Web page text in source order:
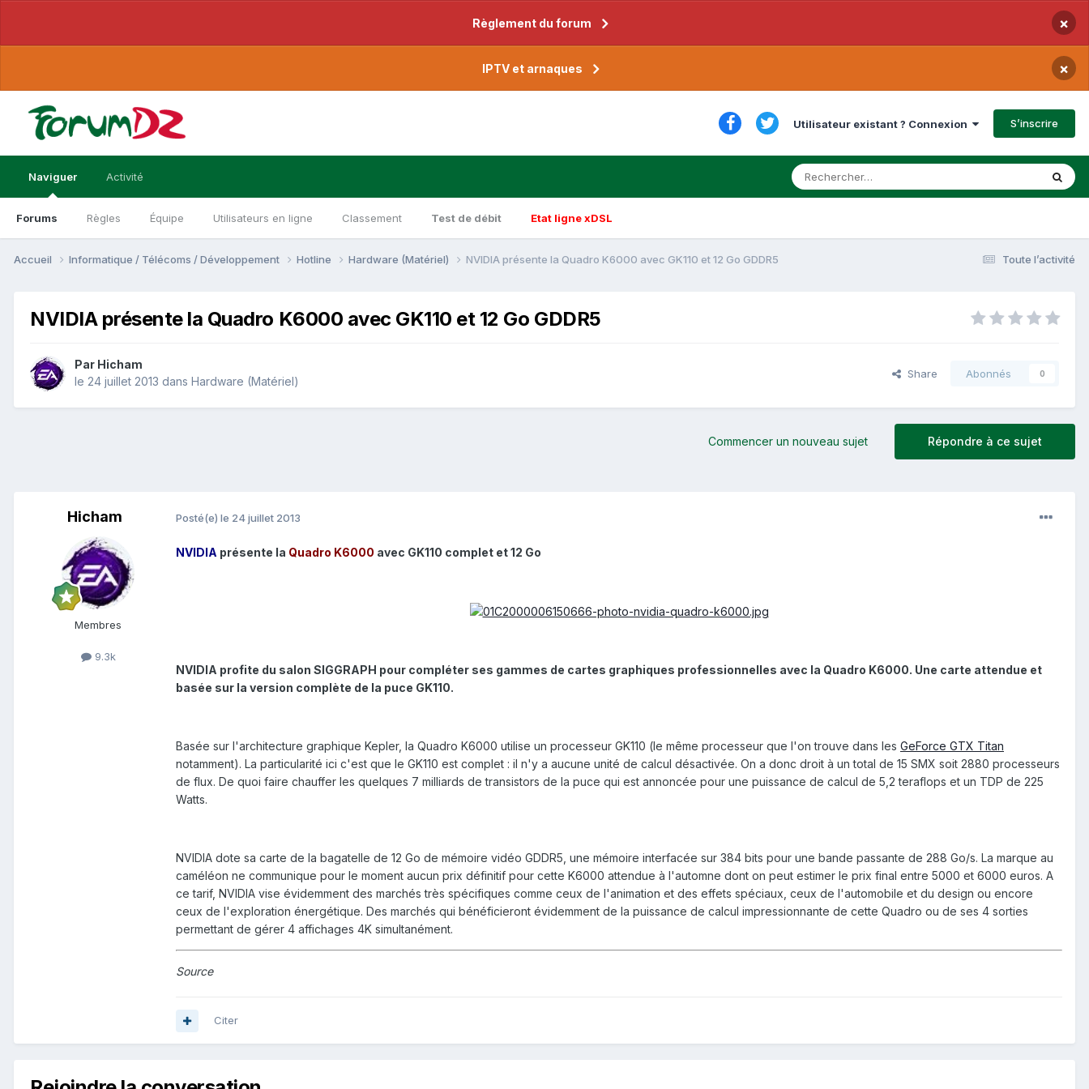
Règlement du forum ×
IPTV et arnaques ×
Utilisateur existant ? Connexion S’inscrire
Naviguer
Forums Règles Équipe Utilisateurs en ligne Classement Test de débit Etat ligne xDSL
Activité
Toute l’activité
Accueil Informatique / Télécoms / Développement Hotline Hardware (Matériel) NVIDIA présente la Quadro K6000 avec GK110 et 12 Go GDDR5
NVIDIA présente la Quadro K6000 avec GK110 et 12 Go GDDR5
Par Hicham
le 24 juillet 2013 dans Hardware (Matériel)
Share Abonnés 0
Répondre à ce sujet
Commencer un nouveau sujet
Hicham
Membres
9.3k
Posté(e) le 24 juillet 2013
NVIDIA présente la Quadro K6000 avec GK110 complet et 12 Go
NVIDIA profite du salon SIGGRAPH pour compléter ses gammes de cartes graphiques professionnelles avec la Quadro K6000. Une carte attendue et
basée sur la version complète de la puce GK110.
Basée sur l'architecture graphique Kepler, la Quadro K6000 utilise un processeur GK110 (le même processeur que l'on trouve dans les GeForce GTX Titan
notamment). La particularité ici c'est que le GK110 est complet : il n'y a aucune unité de calcul désactivée. On a donc droit à un total de 15 SMX soit 2880 processeurs
de flux. De quoi faire chauffer les quelques 7 milliards de transistors de la puce qui est annoncée pour une puissance de calcul de 5,2 teraflops et un TDP de 225
Watts.
NVIDIA dote sa carte de la bagatelle de 12 Go de mémoire vidéo GDDR5, une mémoire interfacée sur 384 bits pour une bande passante de 288 Go/s. La marque au
caméléon ne communique pour le moment aucun prix définitif pour cette K6000 attendue à l'automne dont on peut estimer le prix final entre 5000 et 6000 euros. A
ce tarif, NVIDIA vise évidemment des marchés très spécifiques comme ceux de l'animation et des effets spéciaux, ceux de l'automobile et du design ou encore
ceux de l'exploration énergétique. Des marchés qui bénéficieront évidemment de la puissance de calcul impressionnante de cette Quadro ou de ses 4 sorties
permettant de gérer 4 affichages 4K simultanément.
Source
Citer